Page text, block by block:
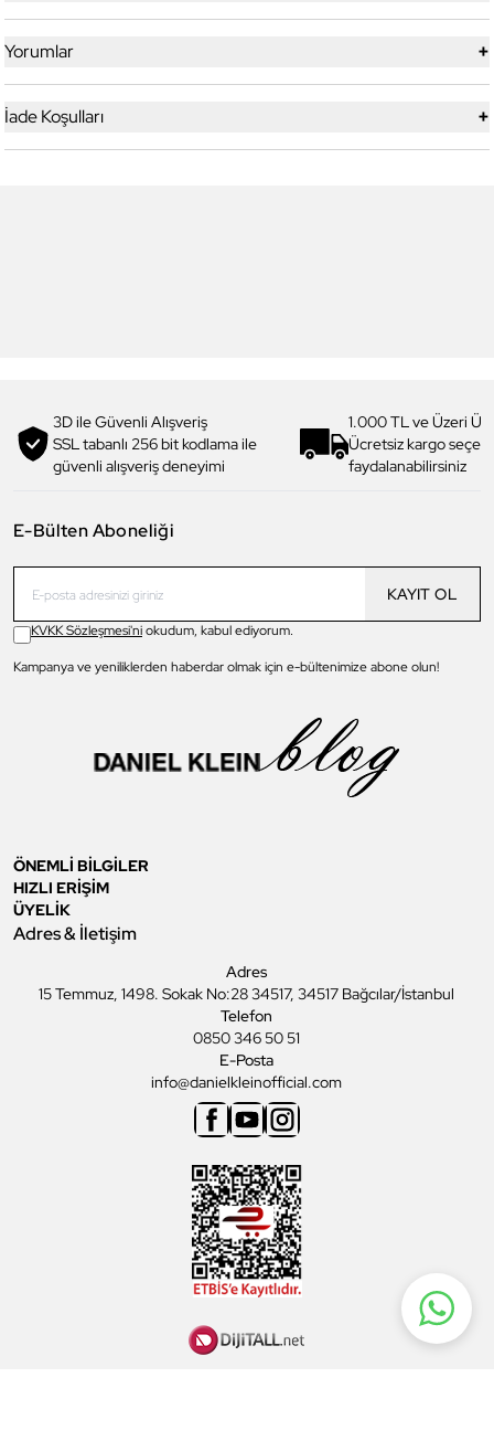
Yorumlar +
İade Koşulları +
3D ile Güvenli Alışveriş
SSL tabanlı 256 bit kodlama ile
güvenli alışveriş deneyimi
1.000 TL ve Üzeri
Ücretsiz kargo
faydalanabilirsiniz
E-Bülten Aboneliği
KAYIT OL
KVKK Sözleşmesi'niokudum, kabul ediyorum.
Kampanya ve yeniliklerden haberdar olmak için e-bültenimize abone olun!
ÖNEMLİ BİLGİLER
HIZLI ERİŞİM
ÜYELİK
Adres & İletişim
Adres
15 Temmuz, 1498. Sokak No:28 34517, 34517 Bağcılar/İstanbul
Telefon
0850 346 50 51
E-Posta
info@danielkleinofficial.com
Facebook
YoutubeInstagram